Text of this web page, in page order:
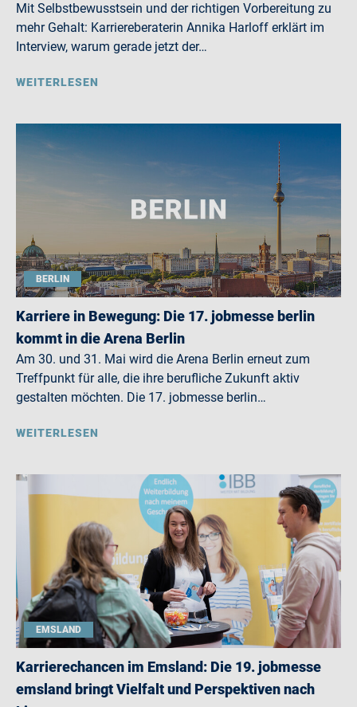
Mit Selbstbewusstsein und der richtigen Vorbereitung zu
mehr Gehalt: Karriereberaterin Annika Harloff erklärt im
Interview, warum gerade jetzt der…
WEITERLESEN
BERLIN
Karriere in Bewegung: Die 17. jobmesse berlin
kommt in die Arena Berlin
Am 30. und 31. Mai wird die Arena Berlin erneut zum
Treffpunkt für alle, die ihre berufliche Zukunft aktiv
gestalten möchten. Die 17. jobmesse berlin…
WEITERLESEN
EMSLAND
Karrierechancen im Emsland: Die 19. jobmesse
emsland bringt Vielfalt und Perspektiven nach